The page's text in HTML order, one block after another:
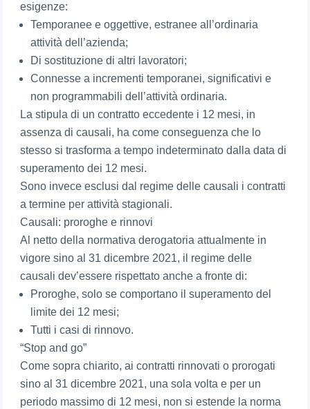
esigenze:
Temporanee e oggettive, estranee all’ordinaria
attività dell’azienda;
Di sostituzione di altri lavoratori;
Connesse a incrementi temporanei, significativi e
non programmabili dell’attività ordinaria.
La stipula di un contratto eccedente i 12 mesi, in
assenza di causali, ha come conseguenza che lo
stesso si trasforma a tempo indeterminato dalla data di
superamento dei 12 mesi.
Sono invece esclusi dal regime delle causali i contratti
a termine per attività stagionali.
Causali: proroghe e rinnovi
Al netto della normativa derogatoria attualmente in
vigore sino al 31 dicembre 2021, il regime delle
causali dev’essere rispettato anche a fronte di:
Proroghe, solo se comportano il superamento del
limite dei 12 mesi;
Tutti i casi di rinnovo.
“Stop and go”
Come sopra chiarito, ai contratti rinnovati o prorogati
sino al 31 dicembre 2021, una sola volta e per un
periodo massimo di 12 mesi, non si estende la norma